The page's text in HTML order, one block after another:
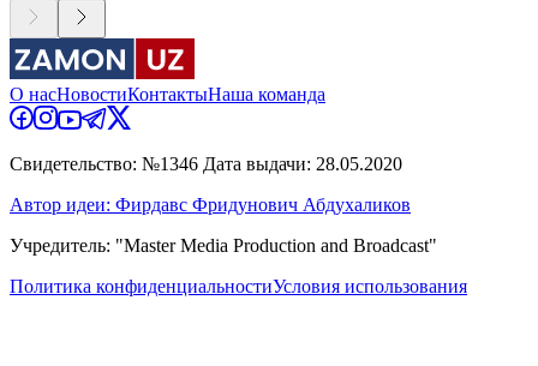
О насНовостиКонтактыНаша команда
Свидетельство: №1346 Дата выдачи: 28.05.2020
Автор идеи: Фирдавс Фридунович Абдухаликов
Учредитель: "Master Media Production and Broadcast"
Политика конфиденциальностиУсловия использования